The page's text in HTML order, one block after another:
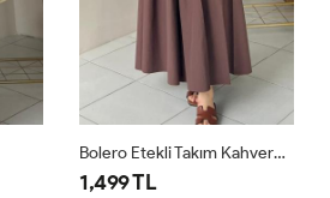
Bolero Etekli Takım Kahverengi
1,499 TL